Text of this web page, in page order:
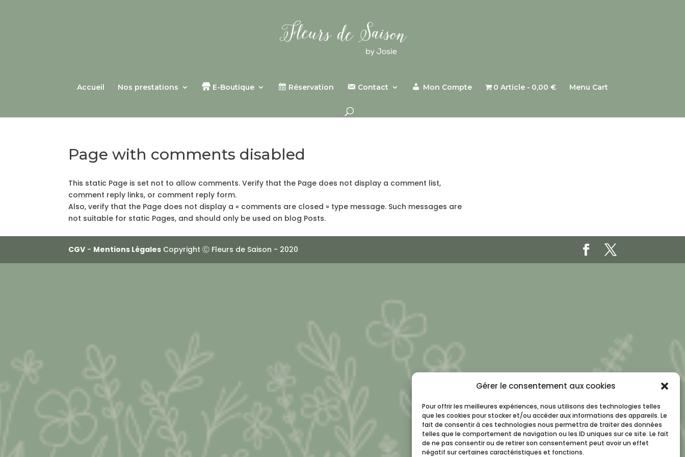
Gérer le consentement aux cookies
Pour offrir les meilleures expériences, nous utilisons des technologies telles
que les cookies pour stocker et/ou accéder aux informations des appareils. Le
fait de consentir à ces technologies nous permettra de traiter des données
telles que le comportement de navigation ou les ID uniques sur ce site. Le fait
de ne pas consentir ou de retirer son consentement peut avoir un effet
négatif sur certaines caractéristiques et fonctions.
Accueil Nos prestations E-Boutique Réservation Contact Mon Compte 0 Article 0,00 € Menu Cart
Page with comments disabled
This static Page is set not to allow comments. Verify that the Page does not display a comment list,
comment reply links, or comment reply form.
Also, verify that the Page does not display a « comments are closed » type message. Such messages are
not suitable for static Pages, and should only be used on blog Posts.
CGV - Mentions Légales Copyright Ⓒ Fleurs de Saison - 2020